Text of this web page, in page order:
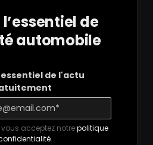
l’essentiel de
automobile
de l'actu
acceptez notrepolitique
.